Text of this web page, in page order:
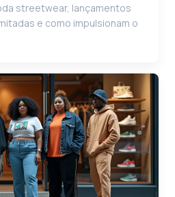
streetwear, lançamentos
e como impulsionam o